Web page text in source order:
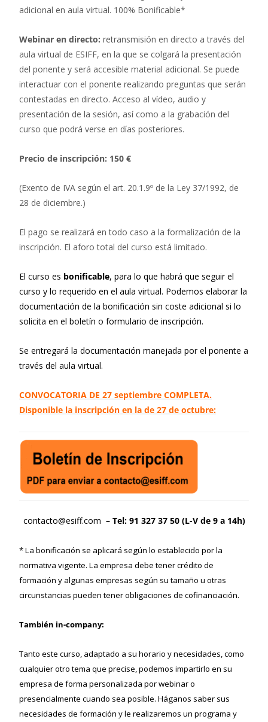
adicional en aula virtual. 100% Bonificable*
Webinar en directo: retransmisión en directo a través del
aula virtual de ESIFF, en la que se colgará la presentación
del ponente y será accesible material adicional. Se puede
interactuar con el ponente realizando preguntas que serán
contestadas en directo. Acceso al vídeo, audio y
presentación de la sesión, así como a la grabación del
curso que podrá verse en días posteriores.
Precio de inscripción: 150 €
(Exento de IVA según el art. 20.1.9º de la Ley 37/1992, de
28 de diciembre.)
El pago se realizará en todo caso a la formalización de la
inscripción. El aforo total del curso está limitado.
El curso es bonificable, para lo que habrá que seguir el
curso y lo requerido en el aula virtual. Podemos elaborar la
documentación de la bonificación sin coste adicional si lo
solicita en el boletín o formulario de inscripción.
Se entregará la documentación manejada por el ponente a
través del aula virtual.
CONVOCATORIA DE 27 septiembre COMPLETA.
Disponible la inscripción en la de 27 de octubre:
contacto@esiff.com – Tel: 91 327 37 50 (L-V de 9 a 14h)
* La bonificación se aplicará según lo establecido por la
normativa vigente. La empresa debe tener crédito de
formación y algunas empresas según su tamaño u otras
circunstancias pueden tener obligaciones de cofinanciación.
También in-company:
Tanto este curso, adaptado a su horario y necesidades, como
cualquier otro tema que precise, podemos impartirlo en su
empresa de forma personalizada por webinar o
presencialmente cuando sea posible. Háganos saber sus
necesidades de formación y le realizaremos un programa y